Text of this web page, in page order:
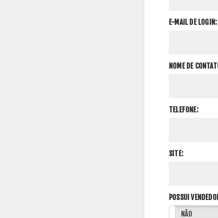
E-MAIL DE LOGIN:
NOME DE
TELEFONE:
SITE:
POSSUI
NÃO